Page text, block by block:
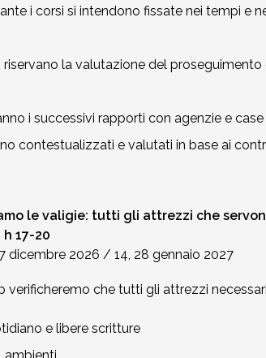
i corsi si intendono fissate nei tempi
la valutazione del proseguimento
i successivi rapporti con agenzie e
contestualizzati e valutati in base ai
le valigie: tutti gli attrezzi che
17-20
dicembre 2026 / 14, 28 gennaio 2027
verificheremo che tutti gli attrezzi
e libere scritture